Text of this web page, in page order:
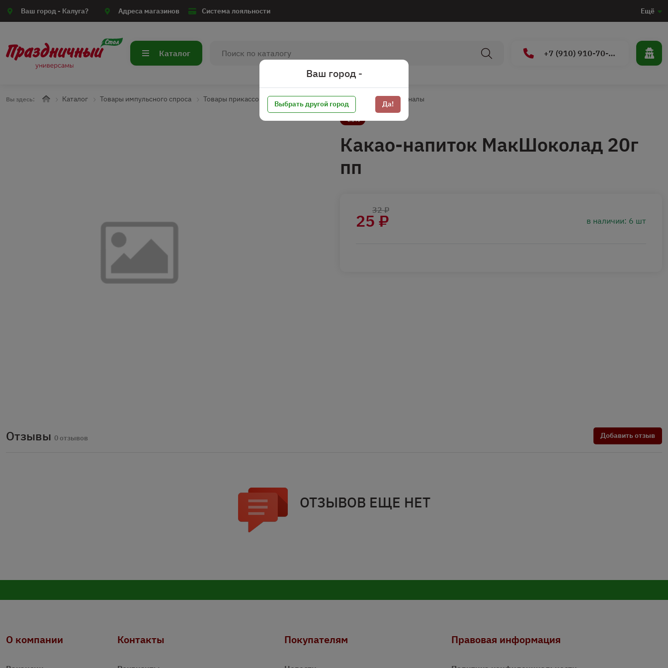
Ваш город - Калуга? Адреса магазинов Система лояльности Ещё
Каталог +7 (910) 910-70-15
Вы здесь: Каталог Товары импульсного спроса Товары прикассовой зоны Чай/Кофе/Какао Какао терминалы
-21%
Какао-напиток МакШоколад 20г
пп
25 ₽
32 ₽
в наличии: 6 шт
Отзывы 0 отзывов Добавить отзыв
ОТЗЫВОВ ЕЩЕ НЕТ
О компании Контакты Покупателям Правовая информация
Ваш город -
Выбрать другой город Да!